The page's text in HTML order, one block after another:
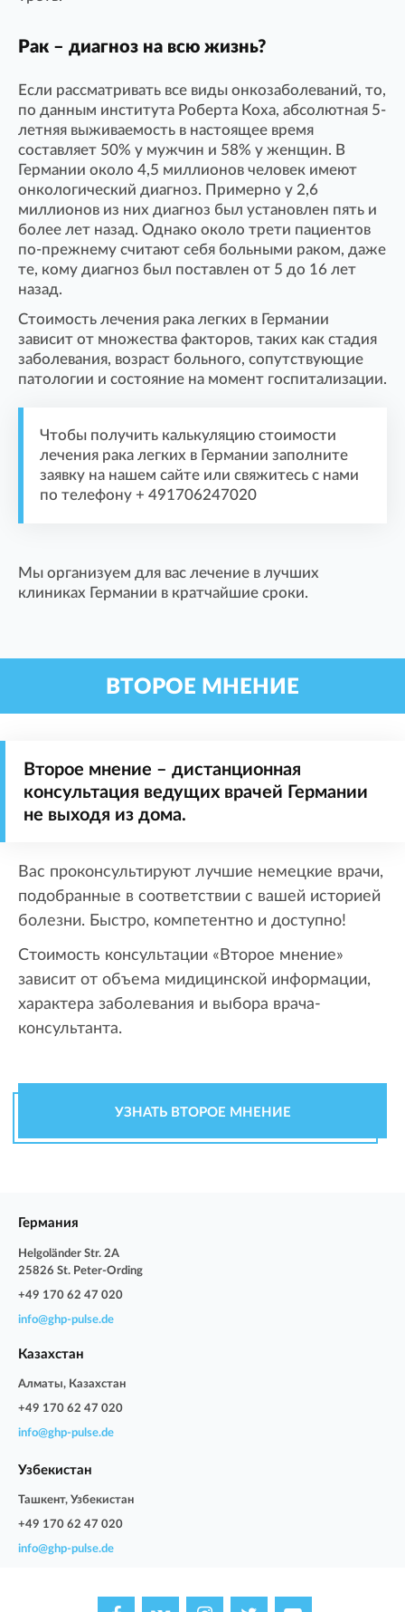
Рак – диагноз на всю жизнь?
Если рассматривать все виды онкозаболеваний, то,
по данным института Роберта Коха, абсолютная 5-
летняя выживаемость в настоящее время
составляет 50% у мужчин и 58% у женщин. В
Германии около 4,5 миллионов человек имеют
онкологический диагноз. Примерно у 2,6
миллионов из них диагноз был установлен пять и
более лет назад. Однако около трети пациентов
по-прежнему считают себя больными раком, даже
те, кому диагноз был поставлен от 5 до 16 лет
назад.
Стоимость лечения рака легких в Германии
зависит от множества факторов, таких как стадия
заболевания, возраст больного, сопутствующие
патологии и состояние на момент госпитализации.
Чтобы получить калькуляцию стоимости
лечения рака легких в Германии заполните
заявку на нашем сайте или свяжитесь с нами
по телефону + 491706247020
Мы организуем для вас лечение в лучших
клиниках Германии в кратчайшие сроки.
ВТОРОЕ МНЕНИЕ
Второе мнение – дистанционная
консультация ведущих врачей Германии
не выходя из дома.
Вас проконсультируют лучшие немецкие врачи,
подобранные в соответствии с вашей историей
болезни. Быстро, компетентно и доступно!
Стоимость консультации «Второе мнение»
зависит от объема мидицинской информации,
характера заболевания и выбора врача-
консультанта.
УЗНАТЬ ВТОРОЕ МНЕНИЕ
Германия
Helgoländer Str. 2A
25826 St. Peter-Ording
+49 170 62 47 020
info@ghp-pulse.de
Казахстан
Алматы, Казахстан
+49 170 62 47 020
info@ghp-pulse.de
Узбекистан
Ташкент, Узбекистан
+49 170 62 47 020
info@ghp-pulse.de